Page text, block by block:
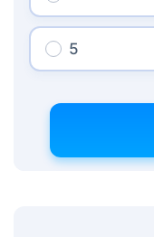
5